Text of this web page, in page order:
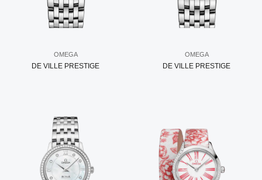
OMEGA
DE VILLE PRESTIGE
OMEGA
DE VILLE PRESTIGE